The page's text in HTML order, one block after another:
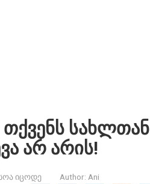
თქვენს სახლთან
არ არის!
იცოდე Author: Ani